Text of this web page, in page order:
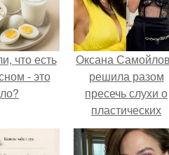
что есть
- это
Оксана
решила разом
пресечь слухи о
пластических
операциях и
публично